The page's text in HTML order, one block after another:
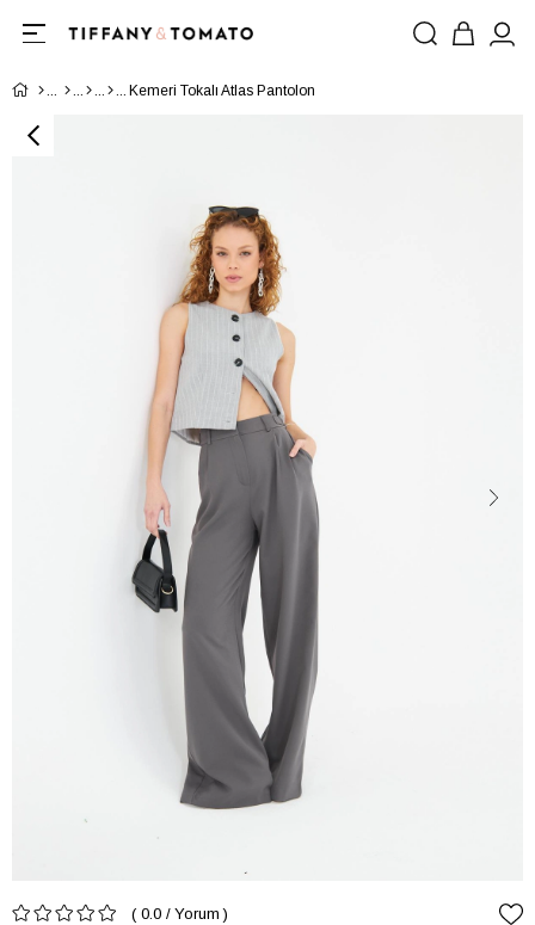
Kemeri Tokalı Atlas Pantolon
0.0 / Yorum